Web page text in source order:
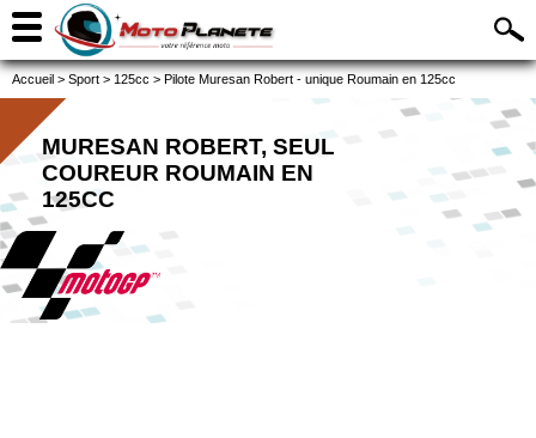
Accueil > Sport > 125cc > Pilote Muresan Robert - unique Roumain en 125cc
MURESAN ROBERT, SEUL
COUREUR ROUMAIN EN
125CC